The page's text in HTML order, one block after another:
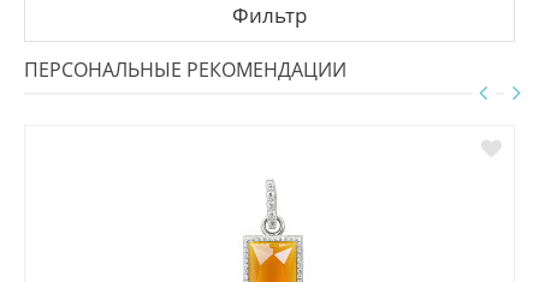
Фильтр
ПЕРСОНАЛЬНЫЕ РЕКОМЕНДАЦИИ